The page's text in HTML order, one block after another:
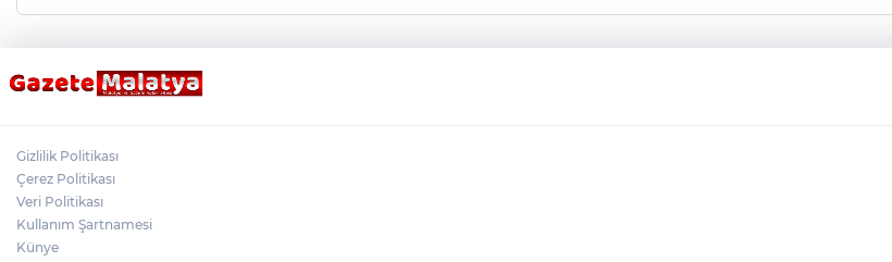
Gizlilik Politikası
Çerez Politikası
Veri Politikası
Kullanım Şartnamesi
Künye